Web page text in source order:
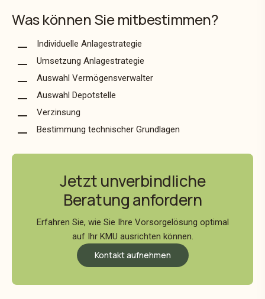
Was können Sie mitbestimmen?
Individuelle Anlagestrategie
Umsetzung Anlagestrategie
Auswahl Vermögensverwalter
Auswahl Depotstelle
Verzinsung
Bestimmung technischer Grundlagen
Jetzt unverbindliche
Beratung anfordern
Erfahren Sie, wie Sie Ihre Vorsorgelösung optimal
auf Ihr KMU ausrichten können.
Kontakt aufnehmen